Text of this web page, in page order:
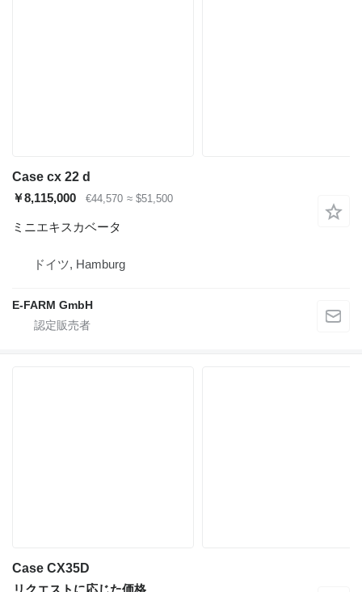
Case cx 22 d
￥8,115,000
€44,570 ≈ $51,500
ミニエキスカベータ
ドイツ, Hamburg
E-FARM GmbH
Case CX35D